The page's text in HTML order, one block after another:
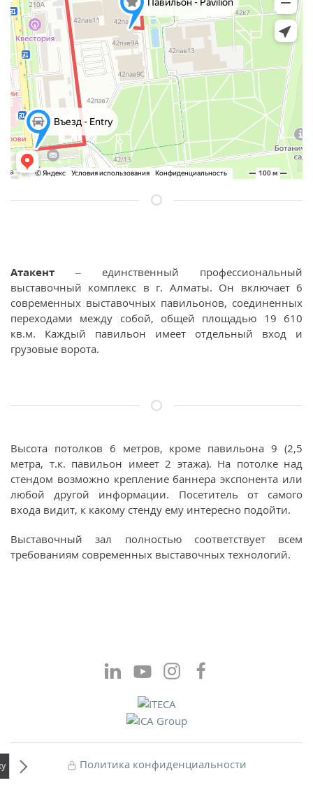
Атакент – единственный профессиональный
выставочный комплекс в г. Алматы. Он включает 6
современных выставочных павильонов, соединенных
переходами между собой, общей площадью 19 610
кв.м. Каждый павильон имеет отдельный вход и
грузовые ворота.
Высота потолков 6 метров, кроме павильона 9 (2,5
метра, т.к. павильон имеет 2 этажа). На потолке над
стендом возможно крепление баннера экспонента или
любой другой информации. Посетитель от самого
входа видит, к какому стенду ему интересно подойти.
Выставочный зал полностью соответствует всем
требованиям современных выставочных технологий.
билет на выставкуПолитика конфиденциальности